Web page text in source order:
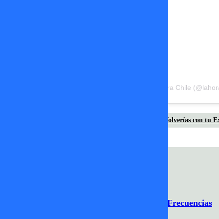
Una publicación compartida de Diario La Hora Chile
Volverías con tu
Frecuencias